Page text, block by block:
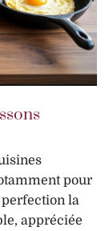
pour
la
appréciée